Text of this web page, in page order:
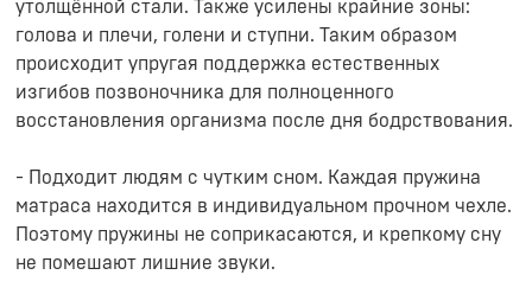
утолщённой стали. Также усилены крайние зоны:
голова и плечи, голени и ступни. Таким образом
происходит упругая поддержка естественных
изгибов позвоночника для полноценного
восстановления организма после дня бодрствования.
- Подходит людям с чутким сном. Каждая пружина
матраса находится в индивидуальном прочном чехле.
Поэтому пружины не соприкасаются, и крепкому сну
не помешают лишние звуки.